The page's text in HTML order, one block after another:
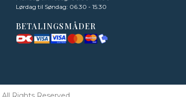
Lørdag til Søndag: 06.30 - 15.30
BETALINGSMÅDER